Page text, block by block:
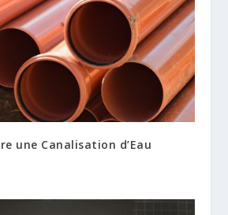
une Canalisation d’Eau